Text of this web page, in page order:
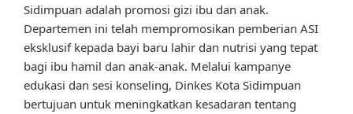
Sidimpuan adalah promosi gizi ibu dan anak.
Departemen ini telah mempromosikan pemberian ASI
eksklusif kepada bayi baru lahir dan nutrisi yang tepat
bagi ibu hamil dan anak-anak. Melalui kampanye
edukasi dan sesi konseling, Dinkes Kota Sidimpuan
bertujuan untuk meningkatkan kesadaran tentang